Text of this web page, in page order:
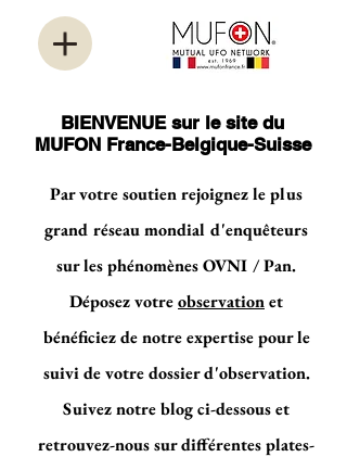
BIENVENUE sur le site du
MUFON France-Belgique-Suisse
Par votre soutien rejoignez le plus
grand réseau mondial d'enquêteurs
sur les phénomènes OVNI / Pan.
Déposez votreobservationet
bénéficiez de notre expertise pour le
suivi de votre dossier d'observation.
Suivez notre blog ci-dessous et
retrouvez-nous sur différentes plates-